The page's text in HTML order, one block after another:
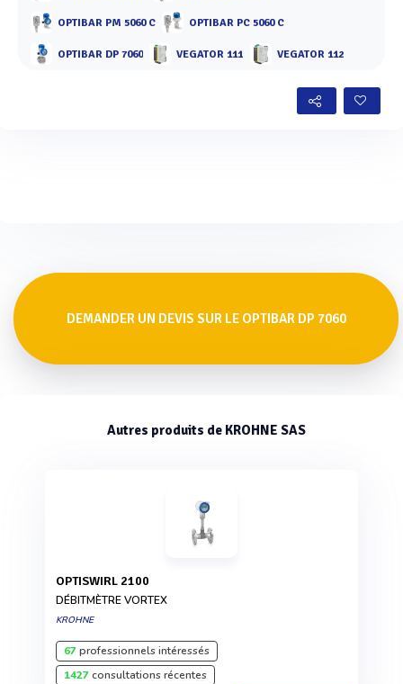
OPTIBAR PM 5060 C OPTIBAR PC 5060 C
OPTIBAR DP 7060 VEGATOR 111 VEGATOR 112
DEMANDER UN DEVIS SUR LE OPTIBAR DP 7060
Autres produits de KROHNE SAS
OPTISWIRL 2100
DÉBITMÈTRE VORTEX
KROHNE
67professionnels intéressés
1427consultations récentes